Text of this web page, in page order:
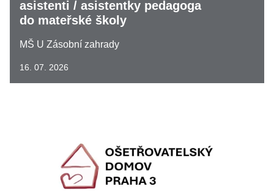
asistenti / asistentky pedagoga
do mateřské školy
MŠ U Zásobní zahrady
16. 07. 2026